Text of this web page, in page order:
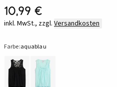
10,99 €
inkl. MwSt., zzgl. Versandkosten
Farbe:aquablau